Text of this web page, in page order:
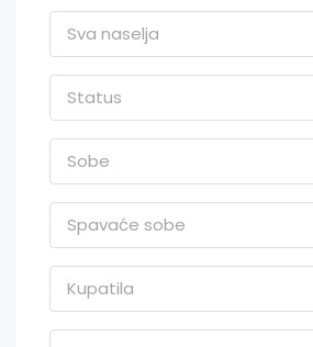
Sva naselja
Status
Sobe
Spavaće sobe
Kupatila